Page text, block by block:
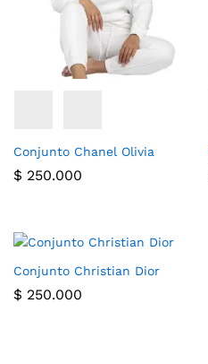
Conjunto Chanel Olivia
$ 250.000
Conjunto Christian Dior
$ 250.000